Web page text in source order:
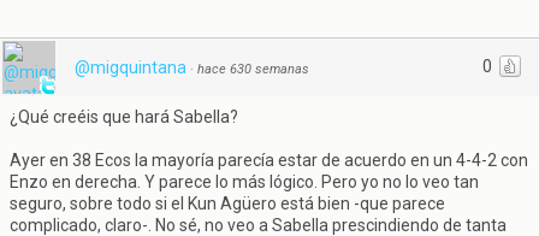
0
@migquintana · hace 630 semanas
¿Qué creéis que hará Sabella?
Ayer en 38 Ecos la mayoría parecía estar de acuerdo en un 4-4-2 con
Enzo en derecha. Y parece lo más lógico. Pero yo no lo veo tan
seguro, sobre todo si el Kun Agüero está bien -que parece
complicado, claro-. No sé, no veo a Sabella prescindiendo de tanta